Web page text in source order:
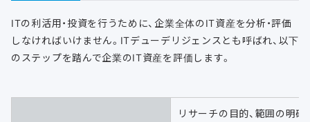
ITの利活用・投資を行うために、企業全体のIT資産を分析・評価
しなければいけません。ITデューデリジェンスとも呼ばれ、以下
のステップを踏んで企業のIT資産を評価します。
リサーチの目的、範囲の明確